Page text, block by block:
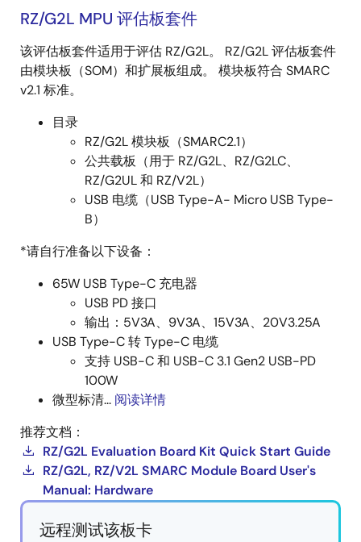
RZ/G2L MPU 评估板套件
该评估板套件适用于评估 RZ/G2L。 RZ/G2L 评估板套件
由模块板（SOM）和扩展板组成。 模块板符合 SMARC
v2.1 标准。
目录
RZ/G2L 模块板（SMARC2.1）
公共载板（用于 RZ/G2L、RZ/G2LC、
RZ/G2UL 和 RZ/V2L）
USB 电缆（USB Type-A- Micro USB Type-
B）
*请自行准备以下设备：
65W USB Type-C 充电器
USB PD 接口
输出：5V3A、9V3A、15V3A、20V3.25A
USB Type-C 转 Type-C 电缆
支持 USB-C 和 USB-C 3.1 Gen2 USB-PD
100W
微型标清... 阅读详情
推荐文档：
RZ/G2L Evaluation Board Kit Quick Start Guide
RZ/G2L, RZ/V2L SMARC Module Board User's
Manual: Hardware
远程测试该板卡